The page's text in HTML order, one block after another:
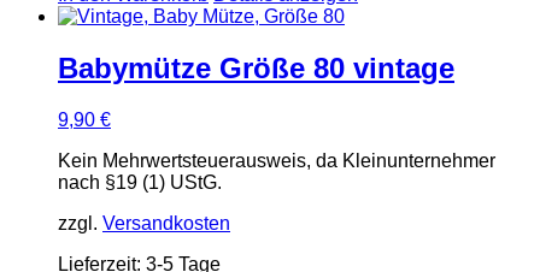
Babymütze Größe 80 vintage
9,90 €
Kein Mehrwertsteuerausweis, da Kleinunternehmer
nach §19 (1) UStG.
zzgl. Versandkosten
Lieferzeit: 3-5 Tage